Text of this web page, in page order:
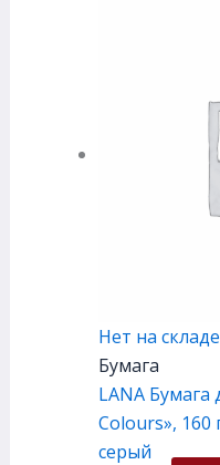
Нет на складе
Бумага
LANA Бумага
Colours», 160
серый